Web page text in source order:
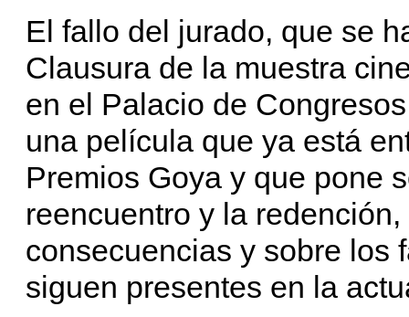
El fallo del jurado, que se
Clausura de la muestra
en el Palacio de
una película que ya está
Premios Goya y que pone
reencuentro y la
consecuencias y sobre los
siguen presentes en la